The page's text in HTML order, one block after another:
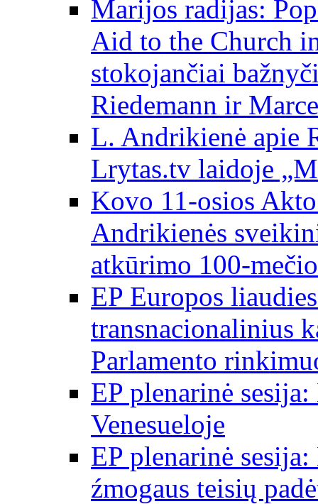
Marijos radijas:
Aid to the Church
stokojančiai
Riedemann ir
L. Andrikienė apie
Lrytas.tv laidoje
Kovo 11-osios
Andrikienės
atkūrimo 100-
EP Europos
transnacionalinius
Parlamento
EP plenarinė
Venesueloje
EP plenarinė
źmogaus teisių